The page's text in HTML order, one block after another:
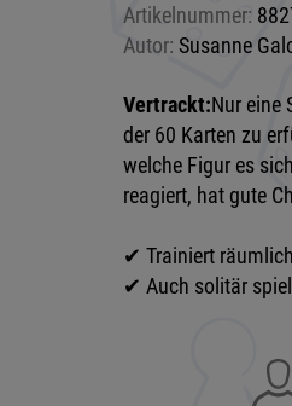
Artikelnummer:
Autor: Susanne
Vertrackt:Nur eine
der 60 Karten zu
welche Figur es
reagiert, hat gute
✔ Trainiert
✔ Auch solitär